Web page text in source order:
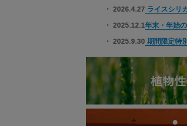
・ 2026.4.27 ライスシリ
・ 2025.12.1年末・年始
・ 2025.9.30 期間限定特
・ 2025.5.29和風・防災
・ 2025.5.29
和風・防災
・ 2025.5.29洋風・防災
・ 2025.5.29洋風・防災
・ 2024.7.15
マコモレジ